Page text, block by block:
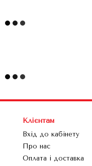
Клієнтам
Вхід до кабінету
Про нас
Оплата і доставка